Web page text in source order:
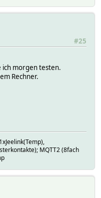
#25
ich morgen testen.
Rechner.
MQTT2 (8fach